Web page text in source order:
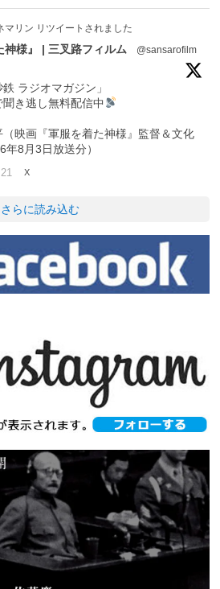
マリン リツイートされました
神様』 | 三叉路フィルム
@sansarofilm
ラジオマガジン」
き逃し無料配信中
映画『軍服を着た神様』監督＆文化
年8月3日放送分）
21 X
さらに読み込む